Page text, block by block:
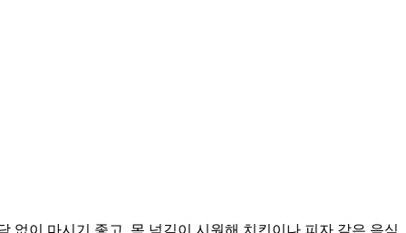
없이 마시기 좋고, 목 넘김이 시원해 치킨이나 피자 같은 음식